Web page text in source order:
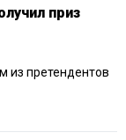
приз
из претендентов